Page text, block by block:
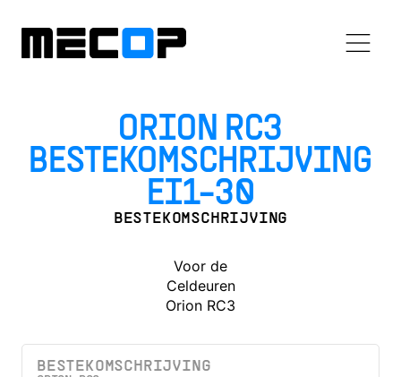
ORION RC3
BESTEKOMSCHRIJVING
EI1-30
BESTEKOMSCHRIJVING
Voor de
Celdeuren
Orion RC3
BESTEKOMSCHRIJVING